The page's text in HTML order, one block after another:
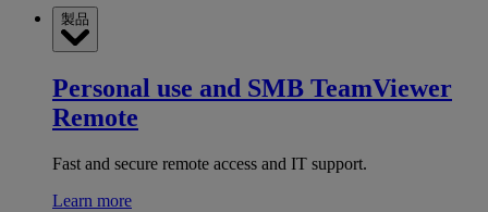
製品
Personal use and SMB TeamViewer
Remote
Fast and secure remote access and IT support.
Learn more